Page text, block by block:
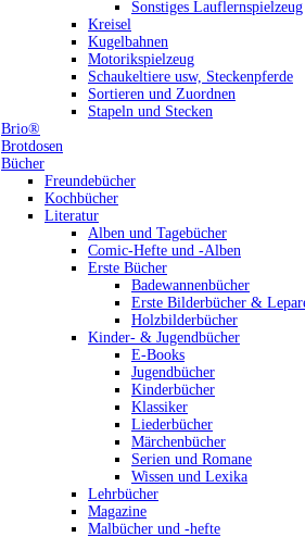
Sonstiges Lauflernspielzeug
Kreisel
Kugelbahnen
Motorikspielzeug
Schaukeltiere usw, Steckenpferde
Sortieren und Zuordnen
Stapeln und Stecken
Brio®
Brotdosen
Bücher
Freundebücher
Kochbücher
Literatur
Alben und Tagebücher
Comic-Hefte und -Alben
Erste Bücher
Badewannenbücher
Erste Bilderbücher &
Holzbilderbücher
Kinder- & Jugendbücher
E-Books
Jugendbücher
Kinderbücher
Klassiker
Liederbücher
Märchenbücher
Serien und Romane
Wissen und Lexika
Lehrbücher
Magazine
Malbücher und -hefte